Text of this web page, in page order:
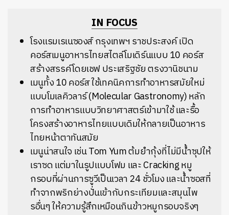
IN FOCUS
โรงแรมเรเนซองส์ กรุงเทพฯ ราชประสงค์ เปิด
คอร์สเมนูอาหารไทยสไตล์โมเดิร์นแบบ 10 คอร์ส
สร้างสรรค์โดยเชฟ ประเสริฐชัย ตรงวานิชนาม
เมนูทั้ง 10 คอร์ส ใช้เทคนิคการทำอาหารสมัยใหม่
แบบโมเลคิวลาร์ (Molecular Gastronomy) หลัก
การทำอาหารแบบวิทยาศาสตร์เข้ามาใช้ และรื้อ
โครงสร้างอาหารไทยแบบเดิมให้กลายเป็นอาหาร
ไทยหน้าตาทันสมัย
เมนูน่าสนใจ เช่น Tom Yum ต้มยำกุ้งที่ไม่มีน้ำซุปให้
เราซด แต่มาในรูปแบบโฟม และ Cracking หมู
กรอบที่ผ่านการซูวีเป็นเวลา 24 ชั่วโมง และน้ำซอสที่
ทำจากพริกย่างปั่นเข้ากับกระเทียมและสมุนไพ
รอื่นๆ ให้ความรู้สึกเหมือนกินข้าวหมูกรอบจริงๆ